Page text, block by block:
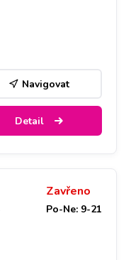
Navigovat
Detail
Zavřeno
Po-Ne: 9-21